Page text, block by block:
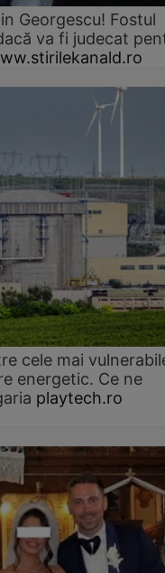
Georgescu! Fostul
va fi judecat
cele mai
energetic. Ce ne
playtech.ro